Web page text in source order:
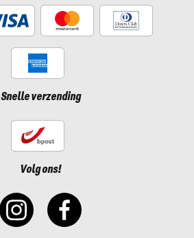
Snelle verzending
Volg ons!